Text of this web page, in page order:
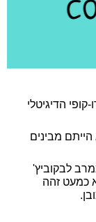
הדיגיטלי
מבינים
לבקוביץ'
כמעט זהה